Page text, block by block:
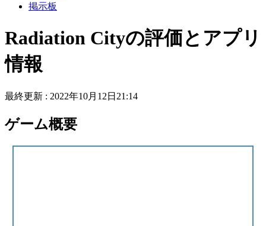
掲示板
Radiation Cityの評価とアプリ
情報
最終更新 : 2022年10月12日21:14
ゲーム概要